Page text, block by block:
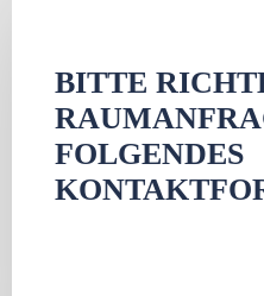
BITTE
FOLGENDES